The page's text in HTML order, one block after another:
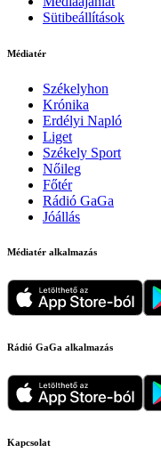
Sütibeállítások
Médiatér
Székelyhon
Krónika
Erdélyi Napló
Liget
Székely Sport
Nőileg
Főtér
Rádió GaGa
Jóállás
Médiatér alkalmazás
Rádió GaGa alkalmazás
Kapcsolat